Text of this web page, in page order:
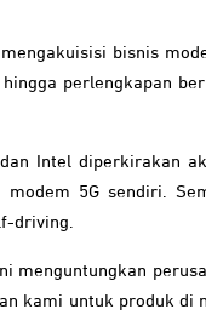
bisnis
perlengkapan
Intel diperkirakan
5G sendiri.
driving.
menguntungkan
kami untuk produk di